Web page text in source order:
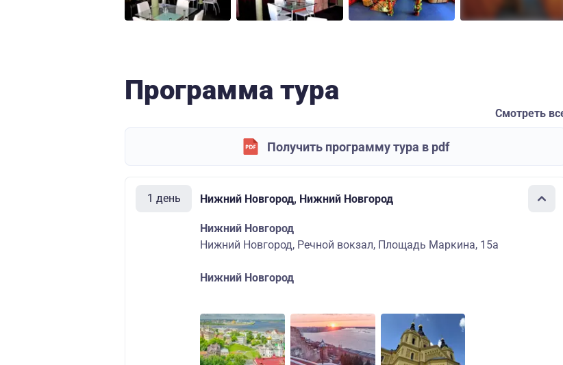
Программа тура
Смотреть
Получить программу тура в pdf
1 день Нижний Новгород, Нижний Новгород
Нижний Новгород
Нижний Новгород, Речной вокзал, Площадь Маркина, 15а
Нижний Новгород